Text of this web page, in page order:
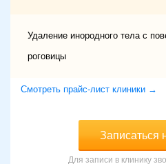
Удаление инородного тела с
роговицы
Смотреть прайс-лист клиники →
Записаться
Для записи в клинику